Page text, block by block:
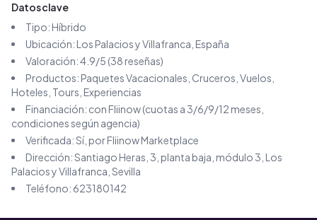
Datos clave
Tipo:Híbrido
Ubicación:Los Palacios y Villafranca , España
Valoración:4.9/5 (38reseñas)
Productos:Paquetes Vacacionales, Cruceros, Vuelos,
Hoteles, Tours, Experiencias
Financiación: con Fliinow (cuotas a 3/6/9/12 meses,
condiciones según agencia)
Verificada: Sí, por Fliinow Marketplace
Dirección:Santiago Heras, 3, planta baja, módulo 3, Los
Palacios y Villafranca, Sevilla
Teléfono: 623180142